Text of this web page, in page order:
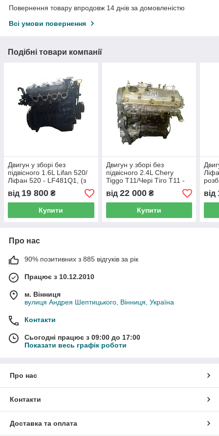
Повернення товару впродовж 14 днів за домовленістю
Всі умови повернення
Подібні товари компанії
Двигун у зборі без
підвісного 1.6L Lifan 520/
Ліфан 520 - LF481Q1, (з
розбірки)
від 19 800 ₴
Купити
Двигун у зборі без
підвісного 2.4L Chery
Tiggo T11/Чері Тіго T11 -
4G64, (з розбірки)
від 22 000₴
Купити
від
Про нас
90% позитивних з 885 відгуків за рік
Працює з 10.12.2010
м. Вінниця
вулиця Андрея Шептицького, Вінниця, Україна
Контакти
Сьогодні працює з 09:00 до 17:00
Показати весь графік роботи
Про нас
Контакти
Доставка та оплата